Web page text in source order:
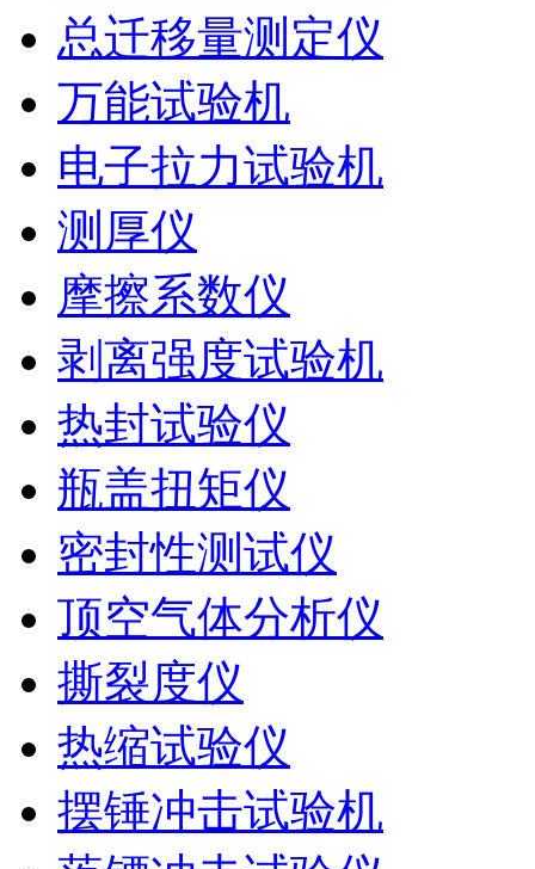
总迁移量测定仪
万能试验机
电子拉力试验机
测厚仪
摩擦系数仪
剥离强度试验机
热封试验仪
瓶盖扭矩仪
密封性测试仪
顶空气体分析仪
撕裂度仪
热缩试验仪
摆锤冲击试验机